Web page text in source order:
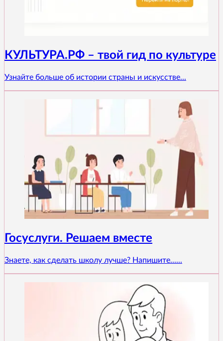
КУЛЬТУРА.РФ – твой гид по культуре
Узнайте больше об истории страны и искусстве...
Госуслуги. Решаем вместе
Знаете, как сделать школу лучше? Напишите......